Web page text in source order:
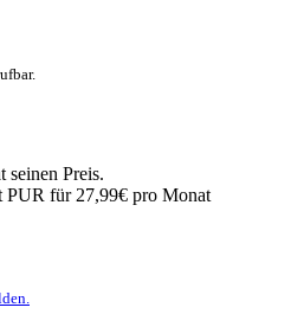
seinen Preis.
PUR für 27,99€ pro Monat